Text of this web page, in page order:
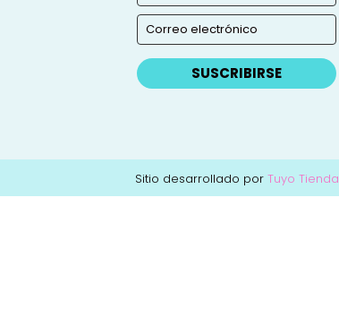
SUSCRIBIRSE
Sitio desarrollado por Tuyo Tienda